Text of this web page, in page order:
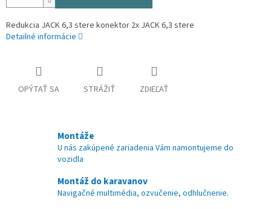
Redukcia JACK 6,3 stere konektor 2x JACK 6,3 stere
Detailné informácie
OPÝTAŤ SA STRÁŽIŤ ZDIEĽAŤ
Montáže
U nás zakúpené zariadenia Vám namontujeme do
vozidla
Montáž do karavanov
Navigačné multimédia, ozvučenie, odhlučnenie.